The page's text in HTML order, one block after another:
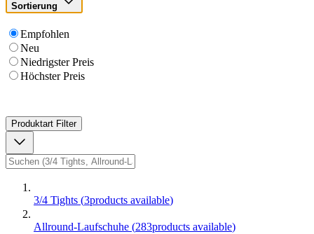
Sortierung
Empfohlen
Neu
Niedrigster Preis
Höchster Preis
Produktart Filter
3/4 Tights (3products available)
Allround-Laufschuhe (283products available)